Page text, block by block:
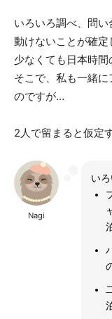
いろいろ調べ、問
動けないことが確定
少なくても日本時間
そこで、私も一緒
のですが…
2人で留まると仮定
Nagi
い